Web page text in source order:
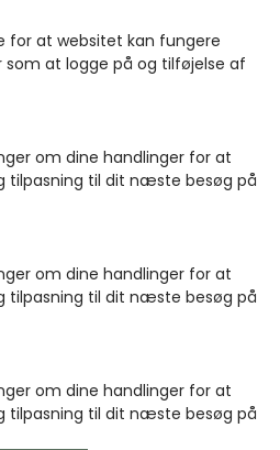
for at websitet kan fungere
at logge på og tilføjelse af
om dine handlinger for at
tilpasning til dit næste besøg på
om dine handlinger for at
tilpasning til dit næste besøg på
om dine handlinger for at
tilpasning til dit næste besøg på